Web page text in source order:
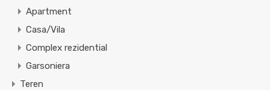
Apartment
Casa/Vila
Complex rezidential
Garsoniera
Teren